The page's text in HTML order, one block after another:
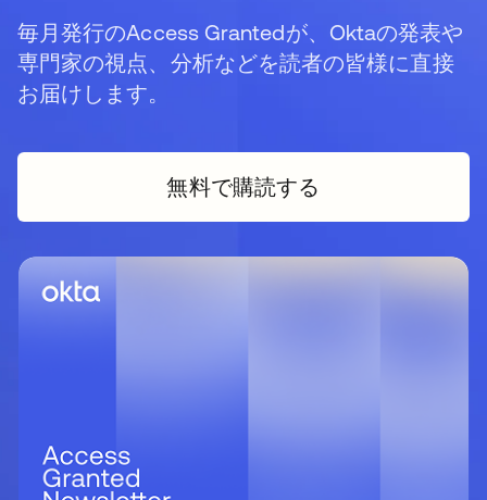
毎月発行のAccess Grantedが、Oktaの発表や
専門家の視点、分析などを読者の皆様に直接
お届けします。
無料で購読する新しいタブで開く